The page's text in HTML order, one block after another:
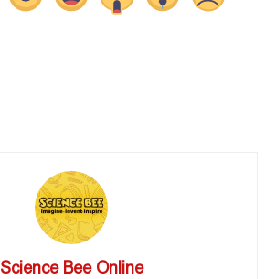
Science Bee Online